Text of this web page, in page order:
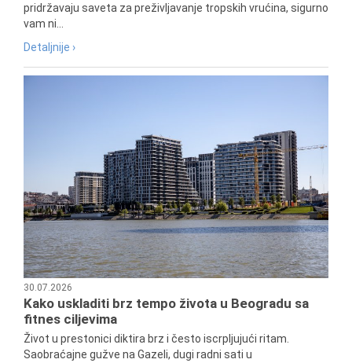
pridržavaju saveta za preživljavanje tropskih vrućina, sigurno
vam ni...
Detaljnije ›
30.07.2026
Kako uskladiti brz tempo života u Beogradu sa
fitnes ciljevima
Život u prestonici diktira brz i često iscrpljujući ritam.
Saobraćajne gužve na Gazeli, dugi radni sati u